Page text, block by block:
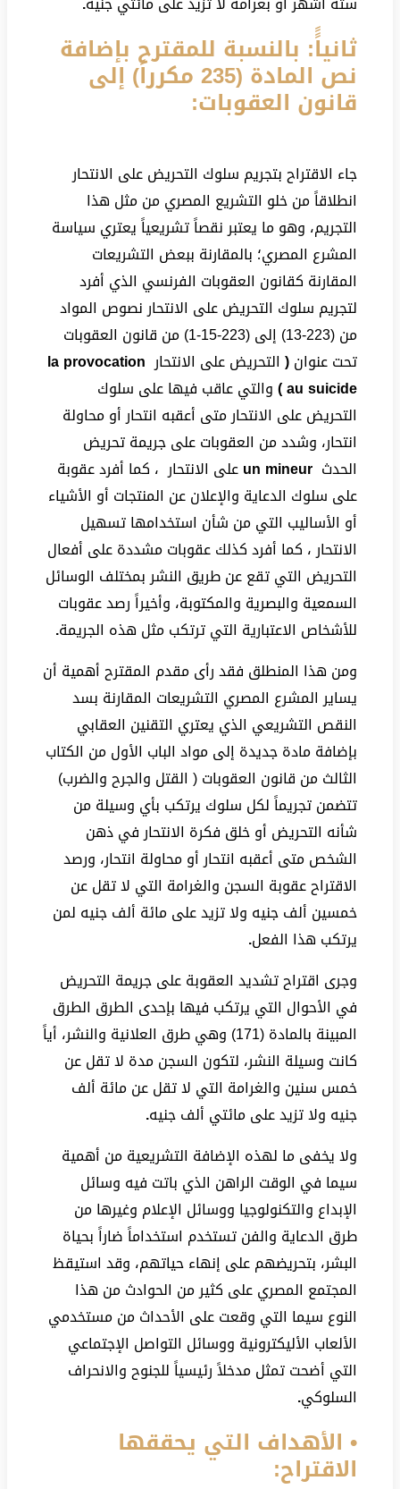
ثانياًً: بالنسبة للمقترح بإضافة
نص المادة (235 مكرراً) إلى
قانون العقوبات:
جاء الاقتراح بتجريم سلوك التحريض على الانتحار
انطلاقاً من خلو التشريع المصري من مثل هذا
التجريم، وهو ما يعتبر نقصاً تشريعياً يعتري سياسة
المشرع المصري؛ بالمقارنة ببعض التشريعات
المقارنة كقانون العقوبات الفرنسي الذي أفرد
لتجريم سلوك التحريض على الانتحار نصوص المواد
من (223-13) إلى (223-15-1) من قانون العقوبات
تحت عنوان( التحريض على الانتحار la provocation
au suicide ) والتي عاقب فيها على سلوك
التحريض على الانتحار متى أعقبه انتحار أو محاولة
انتحار، وشدد من العقوبات على جريمة تحريض
الحدث
على الانتحار ، كما أفرد عقوبة
على سلوك الدعاية والإعلان عن المنتجات أو الأشياء
أو الأساليب التي من شأن استخدامها تسهيل
الانتحار ، كما أفرد كذلك عقوبات مشددة على أفعال
التحريض التي تقع عن طريق النشر بمختلف الوسائل
السمعية والبصرية والمكتوبة، وأخيراً رصد عقوبات
للأشخاص الاعتبارية التي ترتكب مثل هذه الجريمة.
ومن هذا المنطلق فقد رأى مقدم المقترح أهمية أن
يساير المشرع المصري التشريعات المقارنة بسد
النقص التشريعي الذي يعتري التقنين العقابي
بإضافة مادة جديدة إلى مواد الباب الأول من الكتاب
الثالث من قانون العقوبات ( القتل والجرح والضرب)
تتضمن تجريماً لكل سلوك يرتكب بأي وسيلة من
شأنه التحريض أو خلق فكرة الانتحار في ذهن
الشخص متى أعقبه انتحار أو محاولة انتحار، ورصد
الاقتراح عقوبة السجن والغرامة التي لا تقل عن
خمسين ألف جنيه ولا تزيد على مائة ألف جنيه لمن
يرتكب هذا الفعل.
وجرى اقتراح تشديد العقوبة على جريمة التحريض
في الأحوال التي يرتكب فيها بإحدى الطرق الطرق
المبينة بالمادة (171) وهي طرق العلانية والنشر، أياً
كانت وسيلة النشر، لتكون السجن مدة لا تقل عن
خمس سنين والغرامة التي لا تقل عن مائة ألف
جنيه ولا تزيد على مائتي ألف جنيه.
ولا يخفى ما لهذه الإضافة التشريعية من أهمية
سيما في الوقت الراهن الذي باتت فيه وسائل
الإبداع والتكنولوجيا ووسائل الإعلام وغيرها من
طرق الدعاية والفن تستخدم استخداماً ضاراً بحياة
البشر، بتحريضهم على إنهاء حياتهم، وقد استيقظ
المجتمع المصري على كثير من الحوادث من هذا
النوع سيما التي وقعت على الأحداث من مستخدمي
الألعاب الأليكترونية ووسائل التواصل الإجتماعي
التي أضحت تمثل مدخلاً رئيسياً للجنوح والانحراف
السلوكي.
• الأهداف التي يحققها
الاقتراح: